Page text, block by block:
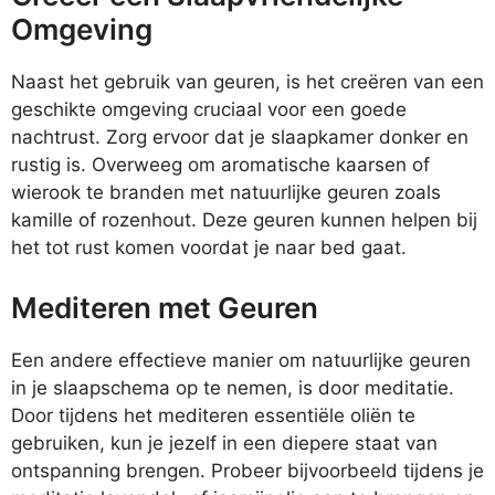
Omgeving
Naast het gebruik van geuren, is het creëren van een
geschikte omgeving cruciaal voor een goede
nachtrust. Zorg ervoor dat je slaapkamer donker en
rustig is. Overweeg om aromatische kaarsen of
wierook te branden met natuurlijke geuren zoals
kamille of rozenhout. Deze geuren kunnen helpen bij
het tot rust komen voordat je naar bed gaat.
Mediteren met Geuren
Een andere effectieve manier om natuurlijke geuren
in je slaapschema op te nemen, is door meditatie.
Door tijdens het mediteren essentiële oliën te
gebruiken, kun je jezelf in een diepere staat van
ontspanning brengen. Probeer bijvoorbeeld tijdens je